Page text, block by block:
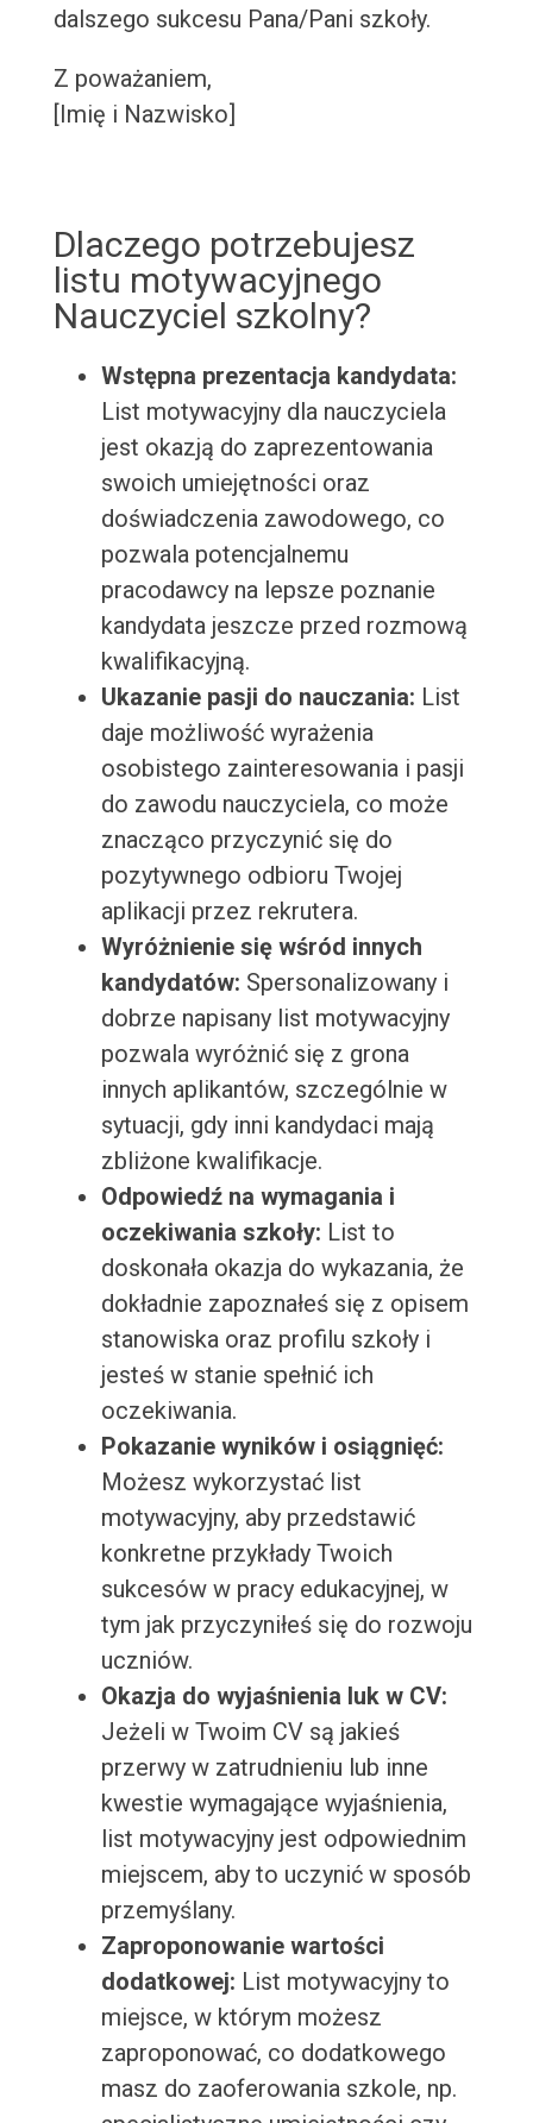
dalszego sukcesu Pana/Pani szkoły.
Z poważaniem,
[Imię i Nazwisko]
Dlaczego potrzebujesz
listu motywacyjnego
Nauczyciel szkolny?
Wstępna prezentacja kandydata:
List motywacyjny dla nauczyciela
jest okazją do zaprezentowania
swoich umiejętności oraz
doświadczenia zawodowego, co
pozwala potencjalnemu
pracodawcy na lepsze poznanie
kandydata jeszcze przed rozmową
kwalifikacyjną.
Ukazanie pasji do nauczania: List
daje możliwość wyrażenia
osobistego zainteresowania i pasji
do zawodu nauczyciela, co może
znacząco przyczynić się do
pozytywnego odbioru Twojej
aplikacji przez rekrutera.
Wyróżnienie się wśród innych
kandydatów: Spersonalizowany i
dobrze napisany list motywacyjny
pozwala wyróżnić się z grona
innych aplikantów, szczególnie w
sytuacji, gdy inni kandydaci mają
zbliżone kwalifikacje.
Odpowiedź na wymagania i
oczekiwania szkoły: List to
doskonała okazja do wykazania, że
dokładnie zapoznałeś się z opisem
stanowiska oraz profilu szkoły i
jesteś w stanie spełnić ich
oczekiwania.
Pokazanie wyników i osiągnięć:
Możesz wykorzystać list
motywacyjny, aby przedstawić
konkretne przykłady Twoich
sukcesów w pracy edukacyjnej, w
tym jak przyczyniłeś się do rozwoju
uczniów.
Okazja do wyjaśnienia luk w CV:
Jeżeli w Twoim CV są jakieś
przerwy w zatrudnieniu lub inne
kwestie wymagające wyjaśnienia,
list motywacyjny jest odpowiednim
miejscem, aby to uczynić w sposób
przemyślany.
Zaproponowanie wartości
dodatkowej: List motywacyjny to
miejsce, w którym możesz
zaproponować, co dodatkowego
masz do zaoferowania szkole, np.